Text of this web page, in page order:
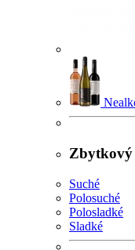
Suché
Polosuché
Polosladké
Sladké